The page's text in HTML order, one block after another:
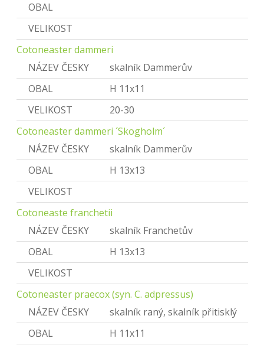
OBAL
VELIKOST
Cotoneaster dammeri
NÁZEV ČESKY
skalník Dammerův
OBAL
H 11x11
VELIKOST
20-30
Cotoneaster dammeri ´Skogholm´
NÁZEV ČESKY
skalník Dammerův
OBAL
H 13x13
VELIKOST
Cotoneaste franchetii
NÁZEV ČESKY
skalník Franchetův
OBAL
H 13x13
VELIKOST
Cotoneaster praecox (syn. C. adpressus)
NÁZEV ČESKY
skalník raný, skalník přitisklý
OBAL
H 11x11